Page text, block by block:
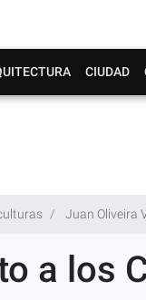
CIUDAD
Juan Oliveira
a los